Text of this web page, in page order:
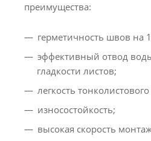
преимущества:
герметичность швов на
эффективный отвод
гладкости листов;
легкость
износостойкость;
высокая скорость